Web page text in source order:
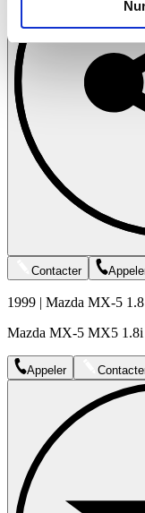
Verwendung
soziale Medien,
Partner führen
weiteren Daten
haben oder die sie
gesammelt haben.
Contacter
1999 | Mazda MX-5 1.8
Mazda MX-5 MX5 1.8i
Appeler